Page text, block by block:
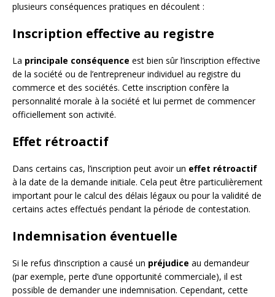
plusieurs conséquences pratiques en découlent :
Inscription effective au registre
La principale conséquence est bien sûr l’inscription effective
de la société ou de l’entrepreneur individuel au registre du
commerce et des sociétés. Cette inscription confère la
personnalité morale à la société et lui permet de commencer
officiellement son activité.
Effet rétroactif
Dans certains cas, l’inscription peut avoir un effet rétroactif
à la date de la demande initiale. Cela peut être particulièrement
important pour le calcul des délais légaux ou pour la validité de
certains actes effectués pendant la période de contestation.
Indemnisation éventuelle
Si le refus d’inscription a causé un préjudice au demandeur
(par exemple, perte d’une opportunité commerciale), il est
possible de demander une indemnisation. Cependant, cette